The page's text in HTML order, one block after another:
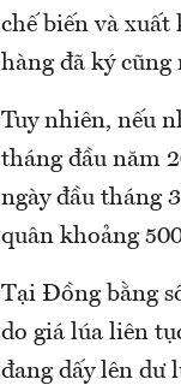
chế biến và xuất
hàng đã ký cũng
Tuy nhiên, nếu
tháng đầu năm
ngày đầu tháng
quân khoảng
Tại Đồng bằng
do giá lúa liên
đang dấy lên dư